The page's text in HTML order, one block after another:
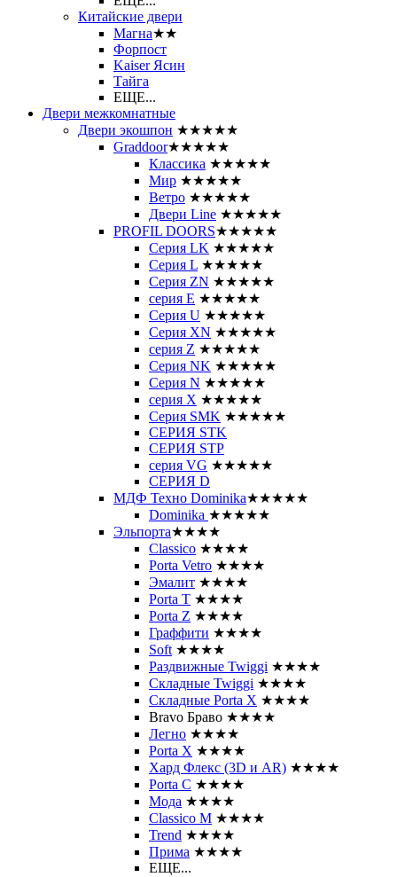
Китайские двери
Магна★★
Форпост
Kaiser Ясин
Тайга
ЕЩЕ...
Двери межкомнатные
Двери экошпон ★★★★★
Graddoor★★★★★
Классика ★★★★★
Мир ★★★★★
Ветро ★★★★★
Двери Line ★★★★★
PROFIL DOORS★★★★★
Серия LK ★★★★★
Серия L ★★★★★
Серия ZN ★★★★★
серия E ★★★★★
Серия U ★★★★★
Серия XN ★★★★★
серия Z ★★★★★
Серия NK ★★★★★
Серия N ★★★★★
серия X ★★★★★
Серия SMK ★★★★★
СЕРИЯ STK
СЕРИЯ STP
серия VG ★★★★★
СЕРИЯ D
МДФ Техно Dominika★★★★★
Dominika ★★★★★
Эльпорта★★★★
Classico ★★★★
Porta Vetro ★★★★
Эмалит ★★★★
Porta T ★★★★
Porta Z ★★★★
Граффити ★★★★
Soft ★★★★
Раздвижные Twiggi ★★★★
Складные Twiggi ★★★★
Складные Porta X ★★★★
Bravo Браво ★★★★
Легно ★★★★
Porta X ★★★★
Хард Флекс (3D и AR) ★★★★
Porta C ★★★★
Мода ★★★★
Classico M ★★★★
Trend ★★★★
Прима ★★★★
ЕЩЕ...